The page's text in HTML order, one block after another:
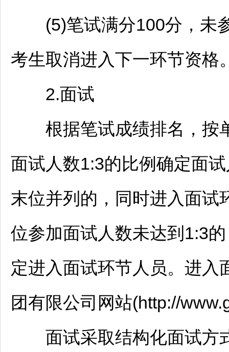
(5)笔试满分100分，未参
考生取消进入下一环节资格
2.面试
根据笔试成绩排名，按
面试人数1:3的比例确定面
末位并列的，同时进入面试
位参加面试人数未达到1:3
定进入面试环节人员。进入
团有限公司网站(http://
面试采取结构化面试方